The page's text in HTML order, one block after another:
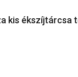
kis ékszíjtárcsa